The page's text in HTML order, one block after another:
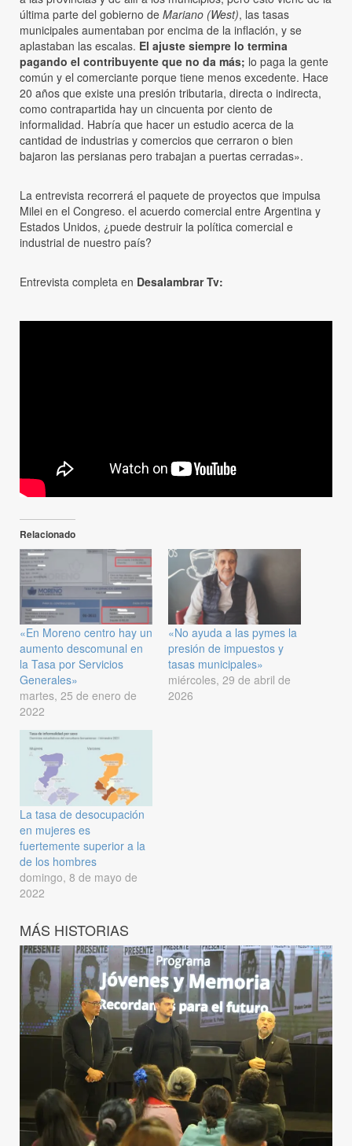
última parte del gobierno de Mariano (West), las tasas
municipales aumentaban por encima de la inflación, y se
aplastaban las escalas. El ajuste siempre lo termina
pagando el contribuyente que no da más; lo paga la gente
común y el comerciante porque tiene menos excedente. Hace
20 años que existe una presión tributaria, directa o indirecta,
como contrapartida hay un cincuenta por ciento de
informalidad. Habría que hacer un estudio acerca de la
cantidad de industrias y comercios que cerraron o bien
bajaron las persianas pero trabajan a puertas cerradas».
La entrevista recorrerá el paquete de proyectos que impulsa
Milei en el Congreso. el acuerdo comercial entre Argentina y
Estados Unidos, ¿puede destruir la política comercial e
industrial de nuestro país?
Entrevista completa en Desalambrar Tv:
Relacionado
«En Moreno centro hay un
aumento descomunal en
la Tasa por Servicios
Generales»
martes, 25 de enero de
2022
«No ayuda a las pymes la
presión de impuestos y
tasas municipales»
miércoles, 29 de abril de
2026
La tasa de desocupación
en mujeres es
fuertemente superior a la
de los hombres
domingo, 8 de mayo de
2022
MÁS HISTORIAS